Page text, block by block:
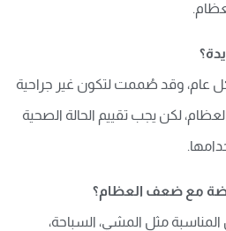
عام، وقد صُممت لتكون غير جراحية
لكن يجب تقييم الحالة الصحية
المناسبة مثل المشي، السباحة،